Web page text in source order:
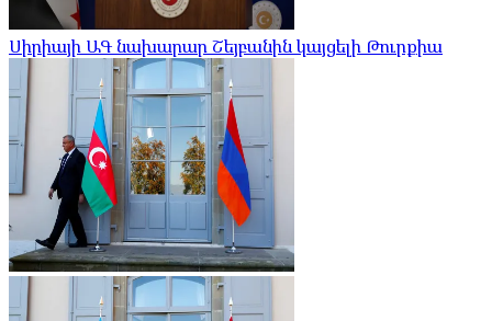
Սիրիայի ԱԳ նախարար Շեյբանին կայցելի Թուրքիա